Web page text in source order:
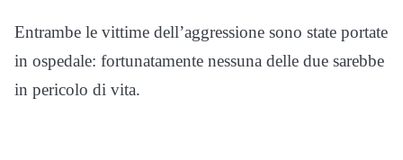
Entrambe le vittime dell’aggressione sono state portate
in ospedale: fortunatamente nessuna delle due sarebbe
in pericolo di vita.